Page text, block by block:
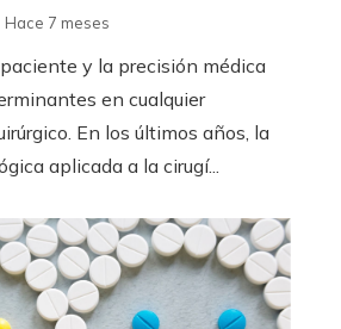
Hace 7 meses
y la precisión médica
en cualquier
En los últimos años, la
aplicada a la cirugí...